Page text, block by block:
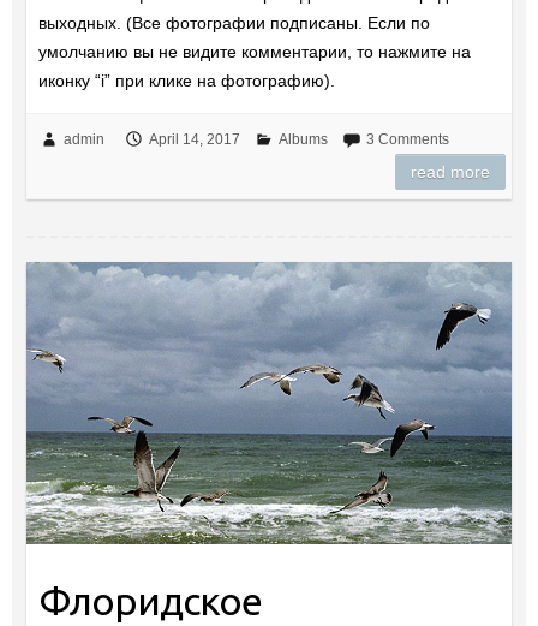
выходных. (Все фотографии подписаны. Если по
умолчанию вы не видите комментарии, то нажмите на
иконку “i” при клике на фотографию).
admin April 14, 2017 Albums 3 Comments
read more
Флоридское